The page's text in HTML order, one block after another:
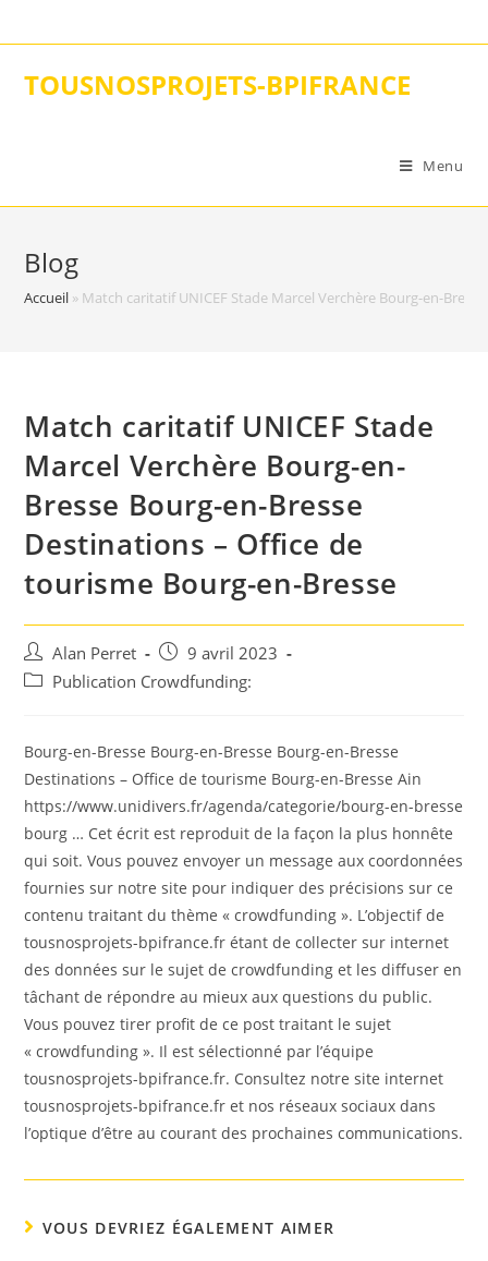
to
TOUSNOSPROJETS-BPIFRANCE
Menu
Blog
Accueil » Match caritatif UNICEF Stade Marcel Verchère Bourg-en-
Match caritatif UNICEF Stade
Marcel Verchère Bourg-en-
Bresse Bourg-en-Bresse
Destinations – Office de
tourisme Bourg-en-Bresse
Auteur/autrice
de
Alan Perret
Post
published:
9 avril 2023
PostPublication Crowdfunding:
Bourg-en-Bresse Bourg-en-Bresse Bourg-en-Bresse
Destinations – Office de tourisme Bourg-en-Bresse Ain
https://www.unidivers.fr/agenda/categorie/bourg-en-bresse
bourg … Cet écrit est reproduit de la façon la plus honnête
qui soit. Vous pouvez envoyer un message aux coordonnées
fournies sur notre site pour indiquer des précisions sur ce
contenu traitant du thème « crowdfunding ». L’objectif de
tousnosprojets-bpifrance.fr étant de collecter sur internet
des données sur le sujet de crowdfunding et les diffuser en
tâchant de répondre au mieux aux questions du public.
Vous pouvez tirer profit de ce post traitant le sujet
« crowdfunding ». Il est sélectionné par l’équipe
tousnosprojets-bpifrance.fr. Consultez notre site internet
tousnosprojets-bpifrance.fr et nos réseaux sociaux dans
l’optique d’être au courant des prochaines communications.
VOUS DEVRIEZ ÉGALEMENT AIMER